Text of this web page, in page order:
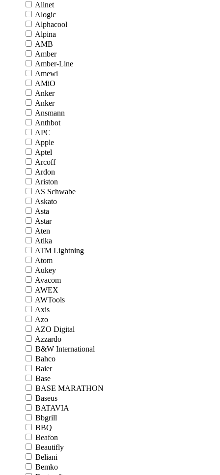
Allnet
Alogic
Alphacool
Alpina
AMB
Amber
Amber-Line
Amewi
AMiO
Anker
Anker
Ansmann
Anthbot
APC
Apple
Aptel
Arcoff
Ardon
Ariston
AS Schwabe
Askato
Asta
Astar
Aten
Atika
ATM Lightning
Atom
Aukey
Avacom
AWEX
AWTools
Axis
Azo
AZO Digital
Azzardo
B&W International
Bahco
Baier
Base
BASE MARATHON
Baseus
BATAVIA
Bbgrill
BBQ
Beafon
Beautifly
Beliani
Bemko